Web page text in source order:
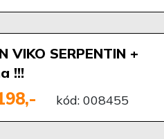
VIKO SERPENTIN +
!!!
kód: 008455